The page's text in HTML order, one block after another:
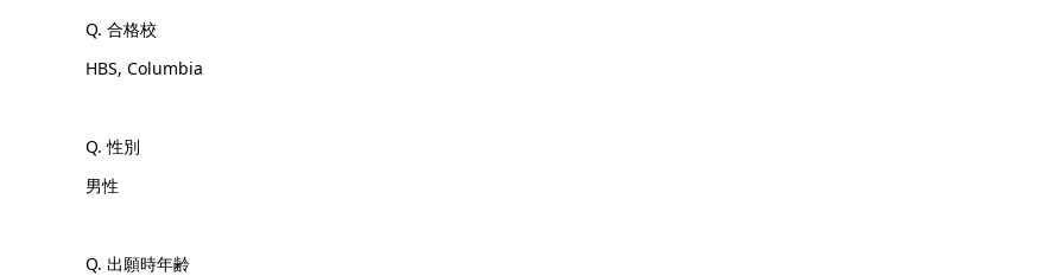
Q. 合格校
HBS, Columbia
Q. 性別
男性
Q. 出願時年齢